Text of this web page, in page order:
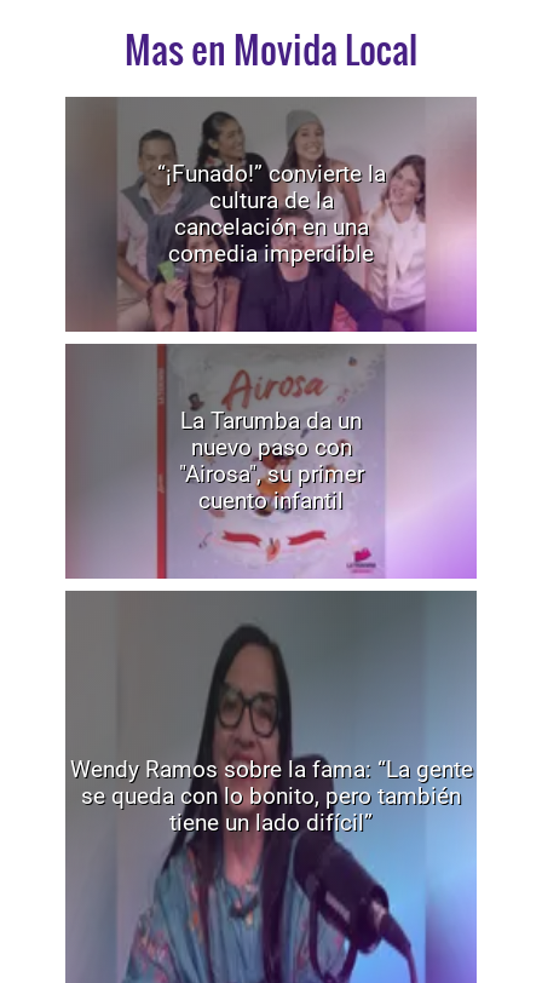
Mas en Movida Local
“¡Funado!” convierte la
cultura de la
cancelación en una
comedia imperdible
La Tarumba da un
nuevo paso con
"Airosa", su primer
cuento infantil
Wendy Ramos sobre la fama: “La gente
se queda con lo bonito, pero también
tiene un lado difícil”